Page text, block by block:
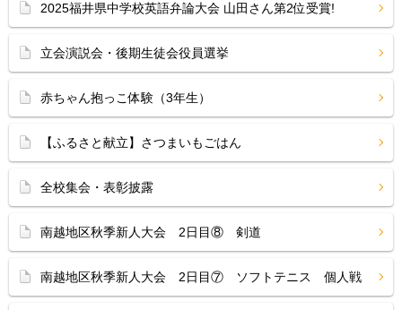
2025福井県中学校英語弁論大会 山田さん第2位受賞!
立会演説会・後期生徒会役員選挙
赤ちゃん抱っこ体験（3年生）
【ふるさと献立】さつまいもごはん
全校集会・表彰披露
南越地区秋季新人大会 2日目⑧ 剣道
南越地区秋季新人大会 2日目⑦ ソフトテニス 個人戦